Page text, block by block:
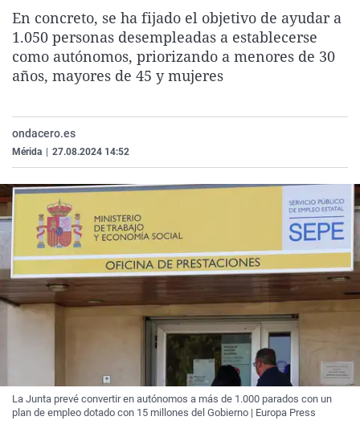
La rosa de los vientos
Gente viajera
Caso
Retornados
Extremadura
Galicia
Virales
Televisión
En concreto, se ha fijado el objetivo de ayudar a
1.050 personas desempleadas a establecerse
como autónomos, priorizando a menores de 30
años, mayores de 45 y mujeres
ondacero.es
Mérida 27.08.2024 14:52
La Junta prevé convertir en autónomos a más de 1.000 parados con un
plan de empleo dotado con 15 millones del Gobierno | Europa Press